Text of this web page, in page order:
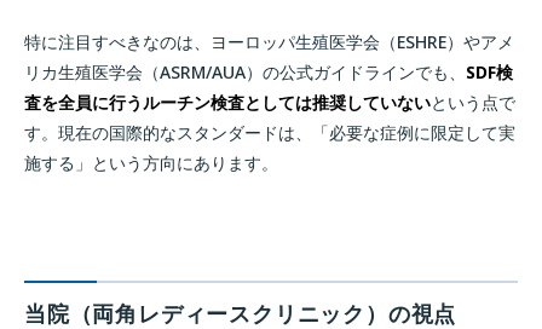
特に注目すべきなのは、ヨーロッパ生殖医学会（ESHRE）やアメ
リカ生殖医学会（ASRM/AUA）の公式ガイドラインでも、 SDF検
査を全員に行うルーチン検査としては推奨していないという点で
す。現在の国際的なスタンダードは、「必要な症例に限定して実
施する」という方向にあります。
当院（両角レディースクリニック）の視点